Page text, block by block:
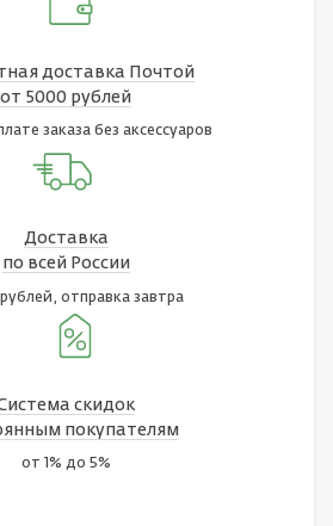
доставка Почтой
от 5000 рублей
заказа без аксессуаров
Доставка
по всей России
отправка завтра
скидок
покупателям
от 1% до 5%